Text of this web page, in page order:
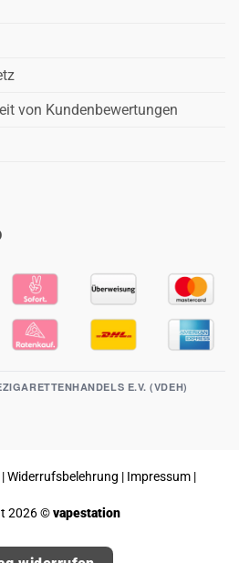
von Kundenbewertungen
E.V. (VDEH)
|Widerrufsbelehrung | Impressum |
2026 ©vapestation